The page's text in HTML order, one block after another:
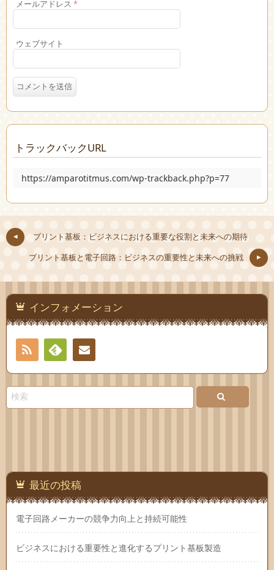
メールアドレス *
ウェブサイト
トラックバックURL
https://amparotitmus.com/wp-trackback.php?p=77
プリント基板：ビジネスにおける重要な役割と未来への期待
プリント基板と電子回路：ビジネスの重要性と未来への挑戦
インフォメーション
RSS
Feedlyお問
最近の投稿
電子回路メーカーの競争力向上と持続可能性
ビジネスにおける重要性と進化するプリント基板製造